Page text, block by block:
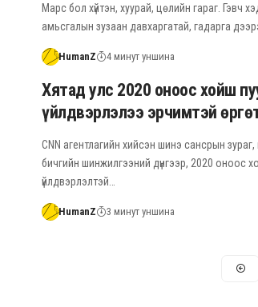
Марс бол хүйтэн, хуурай, цөлийн гараг. Гэвч
амьсгалын зузаан давхаргатай, гадарга
HumanZ 4 минут уншина
Хятад улс 2020 оноос хойш
үйлдвэрлэлээ эрчимтэй
CNN агентлагийн хийсэн шинэ сансрын
бичгийн шинжилгээний дүнгээр, 2020 оноос
үйлдвэрлэлтэй…
HumanZ 3 минут уншина